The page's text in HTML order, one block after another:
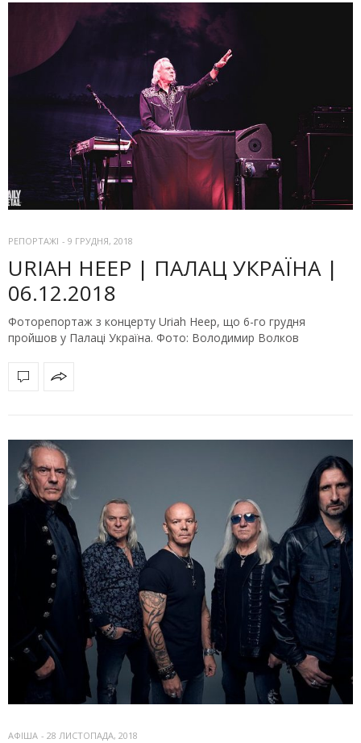
РЕПОРТАЖІ - 9 ГРУДНЯ, 2018
URIAH HEEP | ПАЛАЦ УКРАЇНА |
06.12.2018
Фоторепортаж з концерту Uriah Heep, що 6-го грудня
пройшов у Палаці Україна. Фото: Володимир Волков
АФІША - 28 ЛИСТОПАДА, 2018